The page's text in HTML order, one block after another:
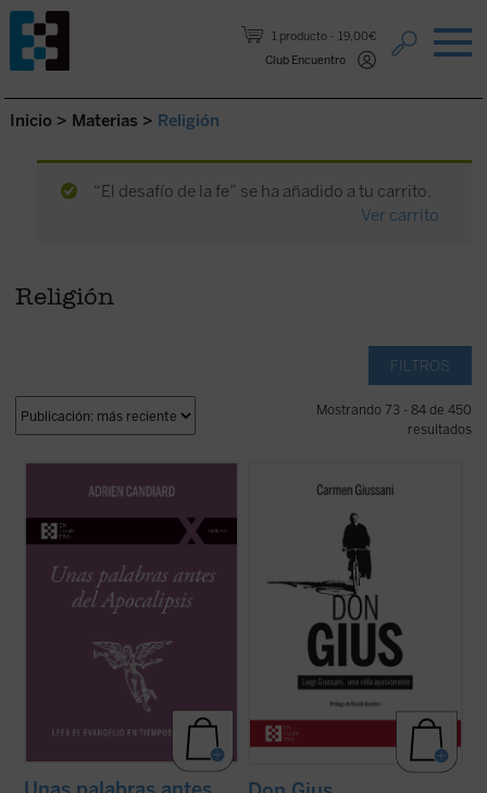
1 producto
19,00€
Club Encuentro
Saltar al contenido.
Inicio > Materias > Religión
“El desafío de la fe” se ha añadido a tu carrito.
Ver carrito
Religión
FILTROS
Mostrando 73 - 84 de 450
resultados
últimas décadas del siglo XX, el dominico
en un mundo firme y tranquilizador que, de
modo casi repentino, se ha hundido en el
recoge cerca de un centenar de
vida, compartieron un tramo de camino con
él. Un libro único y precioso que, con motivo
del centenario del nacimiento del fundador